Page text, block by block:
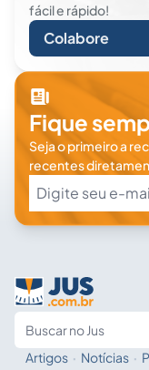
fácil e rápido!
Colabore
Fique
Seja o primeiro a
recentes
Artigos · Notícias ·